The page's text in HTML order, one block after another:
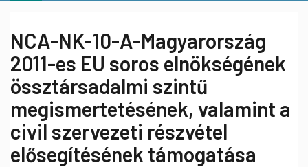
NCA-NK-10-A-Magyarország
2011-es EU soros elnökségének
össztársadalmi szintű
megismertetésének, valamint a
civil szervezeti részvétel
elősegítésének támogatása